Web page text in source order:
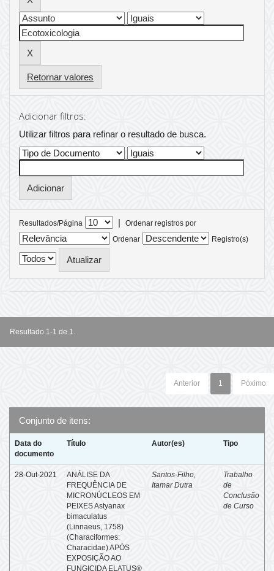
Retornar valores
Adicionar filtros:
Utilizar filtros para refinar o resultado de busca.
Resultados/Página |
Ordenar registros por
Ordenar
Registro(s)
Resultado 1-1 de 1.
Anterior 1 Póximo
Conjunto de itens:
Data do
documento
Título Autor(es) Tipo
28-Out-2021
ANÁLISE DA
FREQUÊNCIA DE
MICRONÚCLEOS EM
PEIXES Astyanax
bimaculatus
(Linnaeus, 1758)
(Characiformes:
Characidae) APÓS
EXPOSIÇÃO AO
FUNGICIDA ELATUS®
Santos-Filho,
Itamar Dutra
Trabalho
de
Conclusão
de Curso